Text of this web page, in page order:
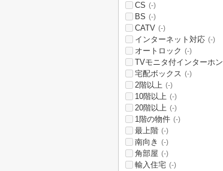
CS (-)
BS (-)
CATV (-)
インターネット対応 (-)
オートロック (-)
TVモニタ付インターホン
宅配ボックス (-)
2階以上 (-)
10階以上 (-)
20階以上 (-)
1階の物件 (-)
最上階 (-)
南向き (-)
角部屋 (-)
輸入住宅 (-)